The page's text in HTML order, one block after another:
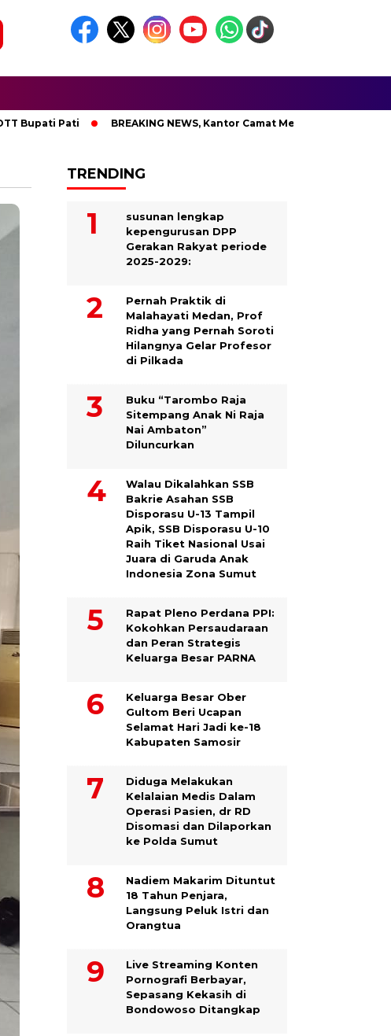
Pati BREAKING NEWS, Kantor Camat Medan Area Dilahap
TRENDING
susunan lengkap
kepengurusan DPP
Gerakan Rakyat periode
2025-2029:
Pernah Praktik di
Malahayati Medan, Prof
Ridha yang Pernah Soroti
Hilangnya Gelar Profesor
di Pilkada
Buku “Tarombo Raja
Sitempang Anak Ni Raja
Nai Ambaton”
Diluncurkan
Walau Dikalahkan SSB
Bakrie Asahan SSB
Disporasu U-13 Tampil
Apik, SSB Disporasu U-10
Raih Tiket Nasional Usai
Juara di Garuda Anak
Indonesia Zona Sumut
Rapat Pleno Perdana PPI:
Kokohkan Persaudaraan
dan Peran Strategis
Keluarga Besar PARNA
Keluarga Besar Ober
Gultom Beri Ucapan
Selamat Hari Jadi ke-18
Kabupaten Samosir
Diduga Melakukan
Kelalaian Medis Dalam
Operasi Pasien, dr RD
Disomasi dan Dilaporkan
ke Polda Sumut
​Nadiem Makarim Dituntut
18 Tahun Penjara,
Langsung Peluk Istri dan
Orangtua
Live Streaming Konten
Pornografi Berbayar,
Sepasang Kekasih di
Bondowoso Ditangkap